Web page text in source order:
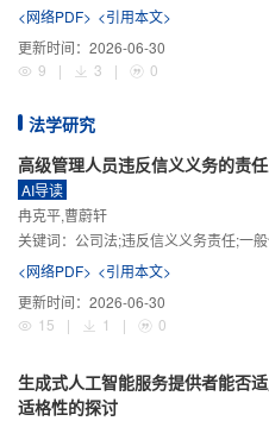
<网络PDF> <引用本文>
更新时间： 2026-06-30
9
| 3 | 0
法学研究
高级管理人员违反信义义务的责
AI导读
冉克平,曹蔚轩
关键词： 公司法;违反信义义务责任;一般
<网络PDF> <引用本文>
更新时间： 2026-06-30
15
| 1 | 0
生成式人工智能服务提供者能否
适格性的探讨